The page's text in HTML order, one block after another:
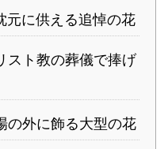
元に供える追悼の花
スト教の葬儀で捧げ
の外に飾る大型の花